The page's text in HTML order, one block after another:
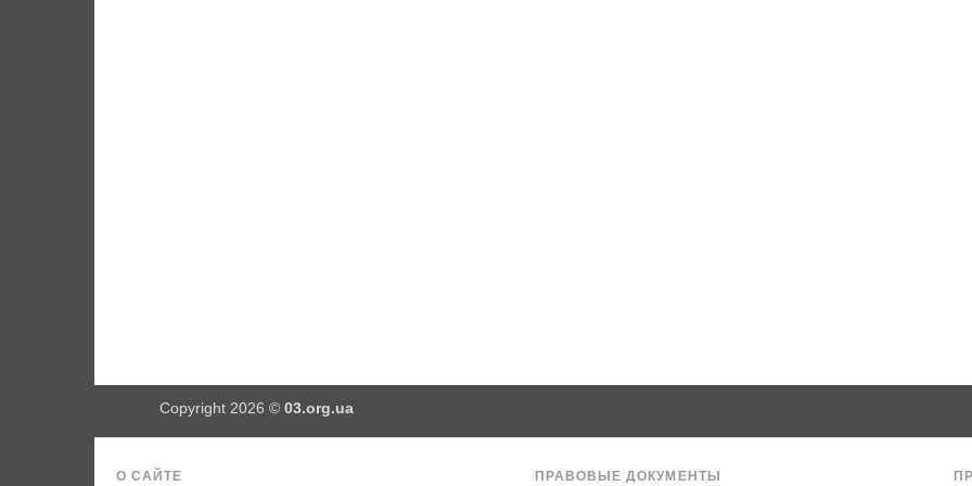
Copyright 2026 © 03.org.ua
О САЙТЕ ПРАВОВЫЕ ДОКУМЕНТЫ